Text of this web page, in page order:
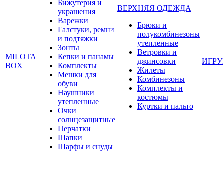
MILOTA
BOX
Бижутерия и
украшения
Варежки
Галстуки, ремни
и подтяжки
Зонты
Кепки и панамы
Комплекты
Мешки для
обуви
Наушники
утепленные
Очки
солнцезащитные
Перчатки
Шапки
Шарфы и снуды
ВЕРХНЯЯ ОДЕЖДА
Брюки и
полукомбинезоны
утепленные
Ветровки и
джинсовки
Жилеты
Комбинезоны
Комплекты и
костюмы
Куртки и пальто